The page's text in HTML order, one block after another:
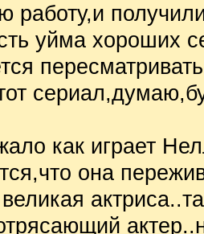
работу,и
уйма хороших
как играет
она